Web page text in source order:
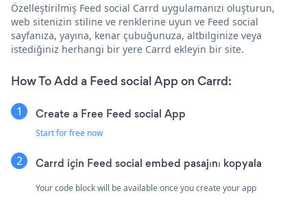
Özelleştirilmiş Feed social Carrd uygulamanızı oluşturun,
web sitenizin stiline ve renklerine uyun ve Feed social
sayfanıza, yayına, kenar çubuğunuza, altbilginize veya
istediğiniz herhangi bir yere Carrd ekleyin bir site.
How To Add a Feed social App on Carrd:
Create a Free Feed social App
Start for free now
Carrd için Feed social embed pasajını kopyala
Your code block will be available once you create your app